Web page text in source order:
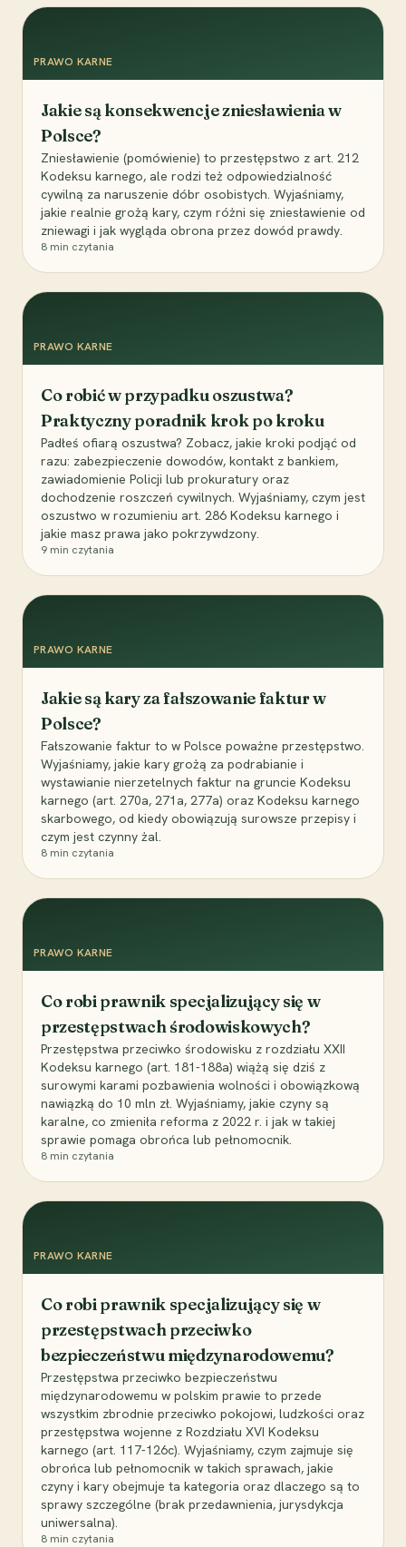
PRAWO KARNE
Jakie są konsekwencje zniesławienia w
Polsce?
Zniesławienie (pomówienie) to przestępstwo z art. 212
Kodeksu karnego, ale rodzi też odpowiedzialność
cywilną za naruszenie dóbr osobistych. Wyjaśniamy,
jakie realnie grożą kary, czym różni się zniesławienie od
zniewagi i jak wygląda obrona przez dowód prawdy.
8 min czytania
PRAWO KARNE
Co robić w przypadku oszustwa?
Praktyczny poradnik krok po kroku
Padłeś ofiarą oszustwa? Zobacz, jakie kroki podjąć od
razu: zabezpieczenie dowodów, kontakt z bankiem,
zawiadomienie Policji lub prokuratury oraz
dochodzenie roszczeń cywilnych. Wyjaśniamy, czym jest
oszustwo w rozumieniu art. 286 Kodeksu karnego i
jakie masz prawa jako pokrzywdzony.
9 min czytania
PRAWO KARNE
Jakie są kary za fałszowanie faktur w
Polsce?
Fałszowanie faktur to w Polsce poważne przestępstwo.
Wyjaśniamy, jakie kary grożą za podrabianie i
wystawianie nierzetelnych faktur na gruncie Kodeksu
karnego (art. 270a, 271a, 277a) oraz Kodeksu karnego
skarbowego, od kiedy obowiązują surowsze przepisy i
czym jest czynny żal.
8 min czytania
PRAWO KARNE
Co robi prawnik specjalizujący się w
przestępstwach środowiskowych?
Przestępstwa przeciwko środowisku z rozdziału XXII
Kodeksu karnego (art. 181-188a) wiążą się dziś z
surowymi karami pozbawienia wolności i obowiązkową
nawiązką do 10 mln zł. Wyjaśniamy, jakie czyny są
karalne, co zmieniła reforma z 2022 r. i jak w takiej
sprawie pomaga obrońca lub pełnomocnik.
8 min czytania
PRAWO KARNE
Co robi prawnik specjalizujący się w
przestępstwach przeciwko
bezpieczeństwu międzynarodowemu?
Przestępstwa przeciwko bezpieczeństwu
międzynarodowemu w polskim prawie to przede
wszystkim zbrodnie przeciwko pokojowi, ludzkości oraz
przestępstwa wojenne z Rozdziału XVI Kodeksu
karnego (art. 117-126c). Wyjaśniamy, czym zajmuje się
obrońca lub pełnomocnik w takich sprawach, jakie
czyny i kary obejmuje ta kategoria oraz dlaczego są to
sprawy szczególne (brak przedawnienia, jurysdykcja
uniwersalna).
8 min czytania